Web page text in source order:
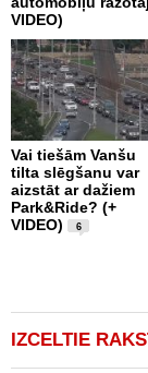
VIDEO)
Vai tiešām Vanšu
tilta slēgšanu var
aizstāt ar dažiem
Park&Ride? (+
VIDEO)
6
IZCELTIE